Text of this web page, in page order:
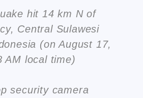
hit 14 km N of
Central Sulawesi
(on August 17,
AM local time)
security camera